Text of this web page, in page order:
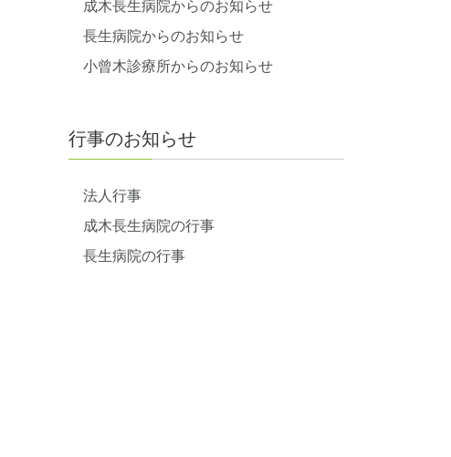
成木長生病院からのお知らせ
長生病院からのお知らせ
小曾木診療所からのお知らせ
行事のお知らせ
法人行事
成木長生病院の行事
長生病院の行事